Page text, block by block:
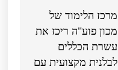
מרכז הלימוד של
מכון פוע"ה ריכז את
עשרת הכללים
לבלנית מקצועית עם